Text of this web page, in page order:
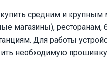
средним и
магазины),
Для работы
необходимую